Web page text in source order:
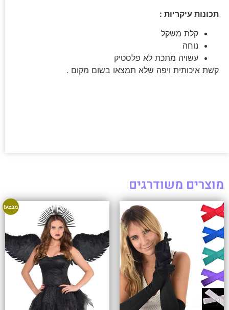
תכונות עיקריות :
קלת משקל
נוחה
עשויה מתכת לא פלסטיק
קשת איכותית ויפה שלא תמצאו בשום מקום .
מוצרים משודרגים
מבצע!